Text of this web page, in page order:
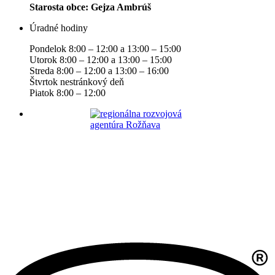
Starosta obce: Gejza Ambrúš
Úradné hodiny
Pondelok 8:00 – 12:00 a 13:00 – 15:00
Utorok 8:00 – 12:00 a 13:00 – 15:00
Streda 8:00 – 12:00 a 13:00 – 16:00
Štvrtok nestránkový deň
Piatok 8:00 – 12:00